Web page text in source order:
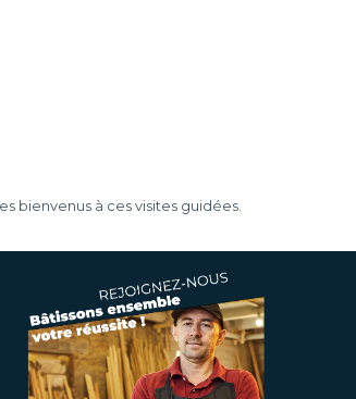
bienvenus à ces visites guidées.